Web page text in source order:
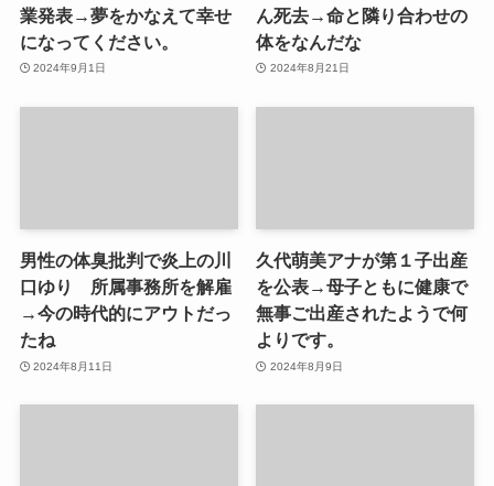
業発表→夢をかなえて幸せ
になってください。
2024年9月1日
ん死去→命と隣り合わせの
体をなんだな
2024年8月21日
男性の体臭批判で炎上の川
口ゆり 所属事務所を解雇
→今の時代的にアウトだっ
たね
2024年8月11日
久代萌美アナが第１子出産
を公表→母子ともに健康で
無事ご出産されたようで何
よりです。
2024年8月9日